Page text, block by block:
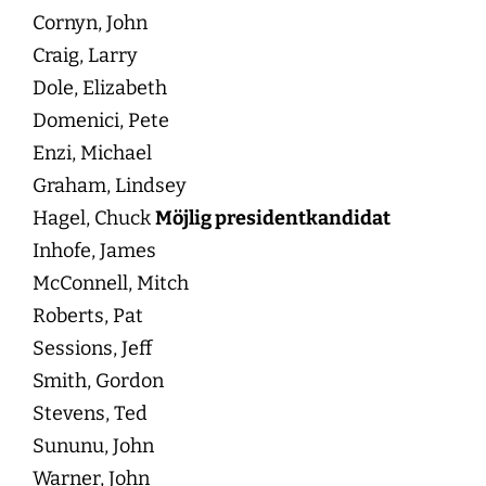
Cornyn, John
Craig, Larry
Dole, Elizabeth
Domenici, Pete
Enzi, Michael
Graham, Lindsey
Hagel, ChuckMöjlig presidentkandidat
Inhofe, James
McConnell, Mitch
Roberts, Pat
Sessions, Jeff
Smith, Gordon
Stevens, Ted
Sununu, John
Warner, John